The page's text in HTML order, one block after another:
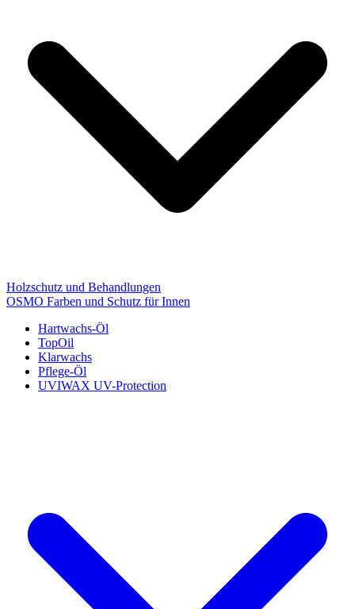
Holzschutz und Behandlungen
OSMO Farben und Schutz für Innen
Hartwachs-Öl
TopOil
Klarwachs
Pflege-Öl
UVIWAX UV-Protection